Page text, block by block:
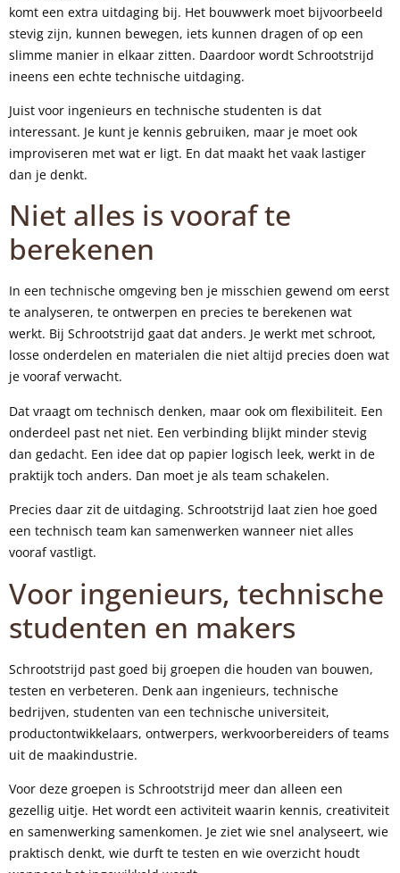
komt een extra uitdaging bij. Het bouwwerk moet bijvoorbeeld
stevig zijn, kunnen bewegen, iets kunnen dragen of op een
slimme manier in elkaar zitten. Daardoor wordt Schrootstrijd
ineens een echte technische uitdaging.
Juist voor ingenieurs en technische studenten is dat
interessant. Je kunt je kennis gebruiken, maar je moet ook
improviseren met wat er ligt. En dat maakt het vaak lastiger
dan je denkt.
Niet alles is vooraf te
berekenen
In een technische omgeving ben je misschien gewend om eerst
te analyseren, te ontwerpen en precies te berekenen wat
werkt. Bij Schrootstrijd gaat dat anders. Je werkt met schroot,
losse onderdelen en materialen die niet altijd precies doen wat
je vooraf verwacht.
Dat vraagt om technisch denken, maar ook om flexibiliteit. Een
onderdeel past net niet. Een verbinding blijkt minder stevig
dan gedacht. Een idee dat op papier logisch leek, werkt in de
praktijk toch anders. Dan moet je als team schakelen.
Precies daar zit de uitdaging. Schrootstrijd laat zien hoe goed
een technisch team kan samenwerken wanneer niet alles
vooraf vastligt.
Voor ingenieurs, technische
studenten en makers
Schrootstrijd past goed bij groepen die houden van bouwen,
testen en verbeteren. Denk aan ingenieurs, technische
bedrijven, studenten van een technische universiteit,
productontwikkelaars, ontwerpers, werkvoorbereiders of teams
uit de maakindustrie.
Voor deze groepen is Schrootstrijd meer dan alleen een
gezellig uitje. Het wordt een activiteit waarin kennis, creativiteit
en samenwerking samenkomen. Je ziet wie snel analyseert, wie
praktisch denkt, wie durft te testen en wie overzicht houdt